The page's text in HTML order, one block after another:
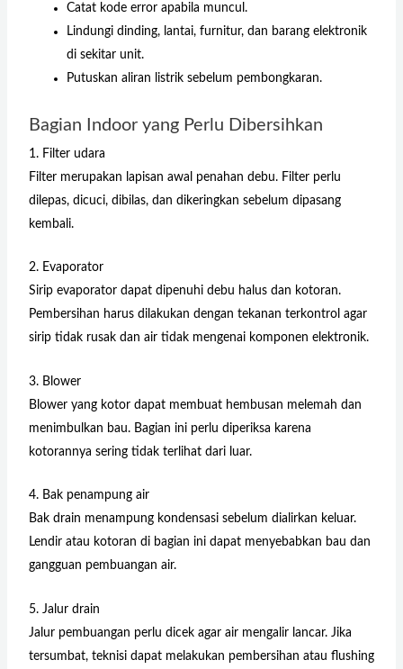
Catat kode error apabila muncul.
Lindungi dinding, lantai, furnitur, dan barang elektronik
di sekitar unit.
Putuskan aliran listrik sebelum pembongkaran.
Bagian Indoor yang Perlu Dibersihkan
1. Filter udara
Filter merupakan lapisan awal penahan debu. Filter perlu
dilepas, dicuci, dibilas, dan dikeringkan sebelum dipasang
kembali.
2. Evaporator
Sirip evaporator dapat dipenuhi debu halus dan kotoran.
Pembersihan harus dilakukan dengan tekanan terkontrol agar
sirip tidak rusak dan air tidak mengenai komponen elektronik.
3. Blower
Blower yang kotor dapat membuat hembusan melemah dan
menimbulkan bau. Bagian ini perlu diperiksa karena
kotorannya sering tidak terlihat dari luar.
4. Bak penampung air
Bak drain menampung kondensasi sebelum dialirkan keluar.
Lendir atau kotoran di bagian ini dapat menyebabkan bau dan
gangguan pembuangan air.
5. Jalur drain
Jalur pembuangan perlu dicek agar air mengalir lancar. Jika
tersumbat, teknisi dapat melakukan pembersihan atau flushing